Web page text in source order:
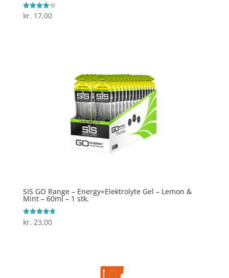
Vurderet
4.2
kr. 17,00
SIS GO Range – Energy+Elektrolyte Gel – Lemon &
Mint – 60ml – 1 stk.
Vurderet
4.7
kr. 23,00